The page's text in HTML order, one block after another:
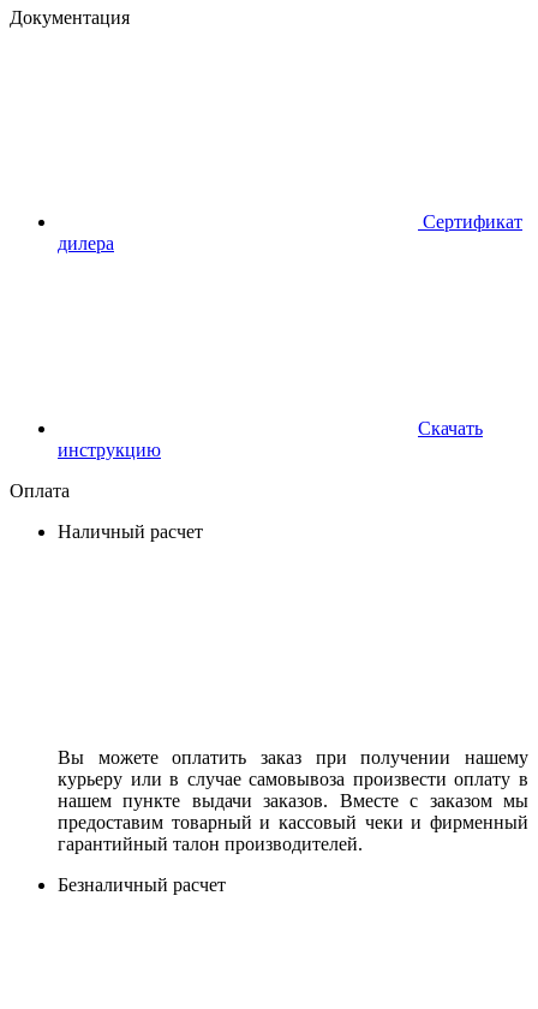
Документация
Сертификат
дилера
Скачать
инструкцию
Оплата
Наличный расчет
Вы можете оплатить заказ при получении нашему
курьеру или в случае самовывоза произвести оплату в
нашем пункте выдачи заказов. Вместе с заказом мы
предоставим товарный и кассовый чеки и фирменный
гарантийный талон производителей.
Безналичный расчет